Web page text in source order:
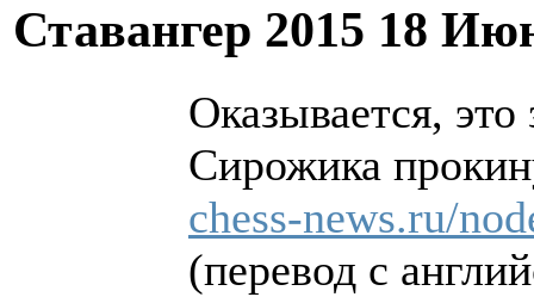
Ставангер 2015 18
Оказывается,
Сирожика
chess-news.ru/
(перевод с